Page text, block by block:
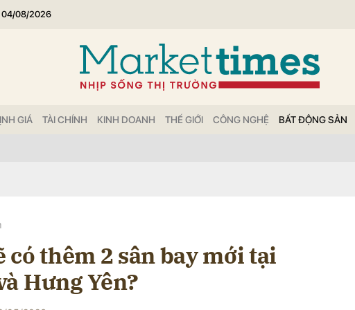
04/08/2026
GIÁ TÀI CHÍNH KINH DOANH THẾ GIỚI CÔNG NGHỆ BẤT ĐỘNG SẢN
có thêm 2 sân bay mới tại
Hưng Yên?
Gửi bình luận